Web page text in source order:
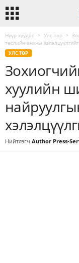
Нүүр хуудас Улс төр
төслийн анхны
УЛС ТӨР
хуулийн
Нийтлэгч Author Press-